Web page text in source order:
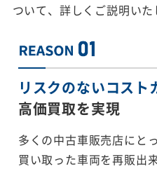
ついて、詳しくご説明いた
リスクのないコスト
高価買取を実現
多くの中古車販売店にと
買い取った車両を再販出